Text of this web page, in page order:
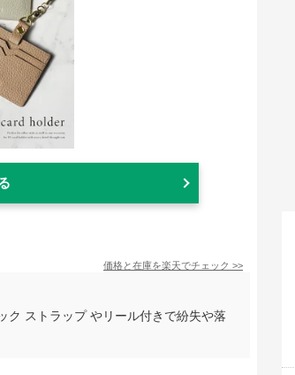
価格と在庫を楽天でチェック >>
ク ストラップ やリール付きで紛失や落